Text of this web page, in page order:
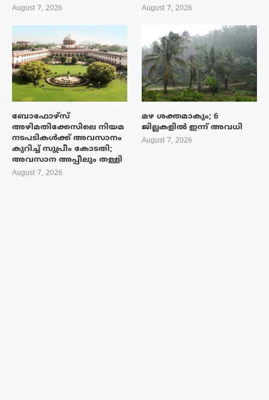
August 7, 2026 August 7, 2026
ബോഫോഴ്‌സ്
അഴിമതിക്കേസിലെ നിയമ
നടപടികൾക്ക് അവസാനം
കുറിച്ച് സുപ്രീം കോടതി;
അവസാന അപ്പീലും തള്ളി
August 7, 2026
മഴ ശക്തമാകും; 6
ജില്ലകളിൽ ഇന്ന് അവധി
August 7, 2026